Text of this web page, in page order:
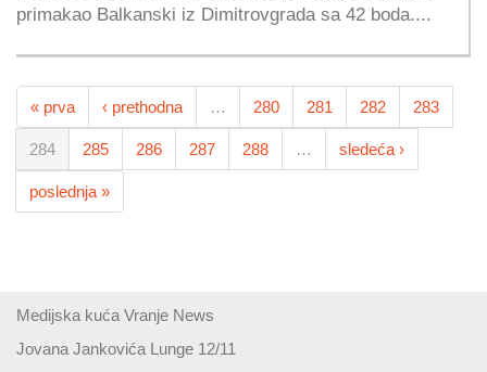
primakao Balkanski iz Dimitrovgrada sa 42 boda....
« prva ‹ prethodna … 280 281 282 283
284 285 286 287 288 … sledeća ›
poslednja »
Medijska kuća Vranje News
Jovana Jankovića Lunge 12/11